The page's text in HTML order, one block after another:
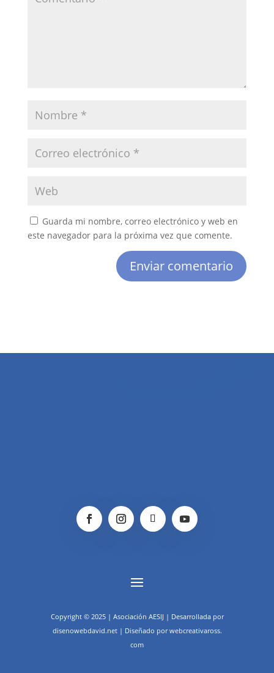
Guarda mi nombre, correo electrónico y web en
este navegador para la próxima vez que comente.
Copyright © 2025 | Asociación AESIJ | Desarrollada por
disenowebdavid.net | Diseñado por webcreativaross.
com